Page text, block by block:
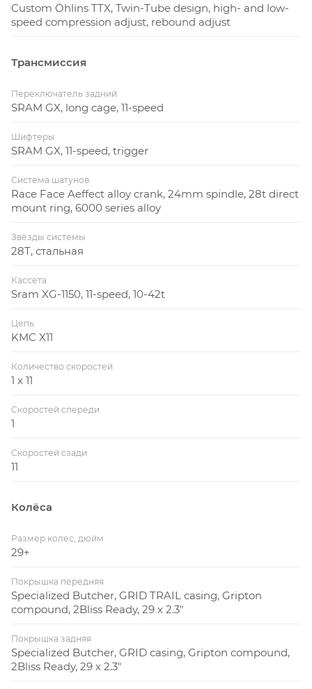
Custom Öhlins TTX, Twin-Tube design, high- and low-
speed compression adjust, rebound adjust
Трансмиссия
Переключатель задний
SRAM GX, long cage, 11-speed
Шифтеры
SRAM GX, 11-speed, trigger
Система шатунов
Race Face Aeffect alloy crank, 24mm spindle, 28t direct
mount ring, 6000 series alloy
Звёзды системы
28Т, стальная
Кассета
Sram XG-1150, 11-speed, 10-42t
Цепь
KMC X11
Количество скоростей
1 x 11
Скоростей спереди
1
Скоростей сзади
11
Колёса
Размер колес, дюйм
29+
Покрышка передняя
Specialized Butcher, GRID TRAIL casing, Gripton
compound, 2Bliss Ready, 29 x 2.3"
Покрышка задняя
Specialized Butcher, GRID casing, Gripton compound,
2Bliss Ready, 29 x 2.3"